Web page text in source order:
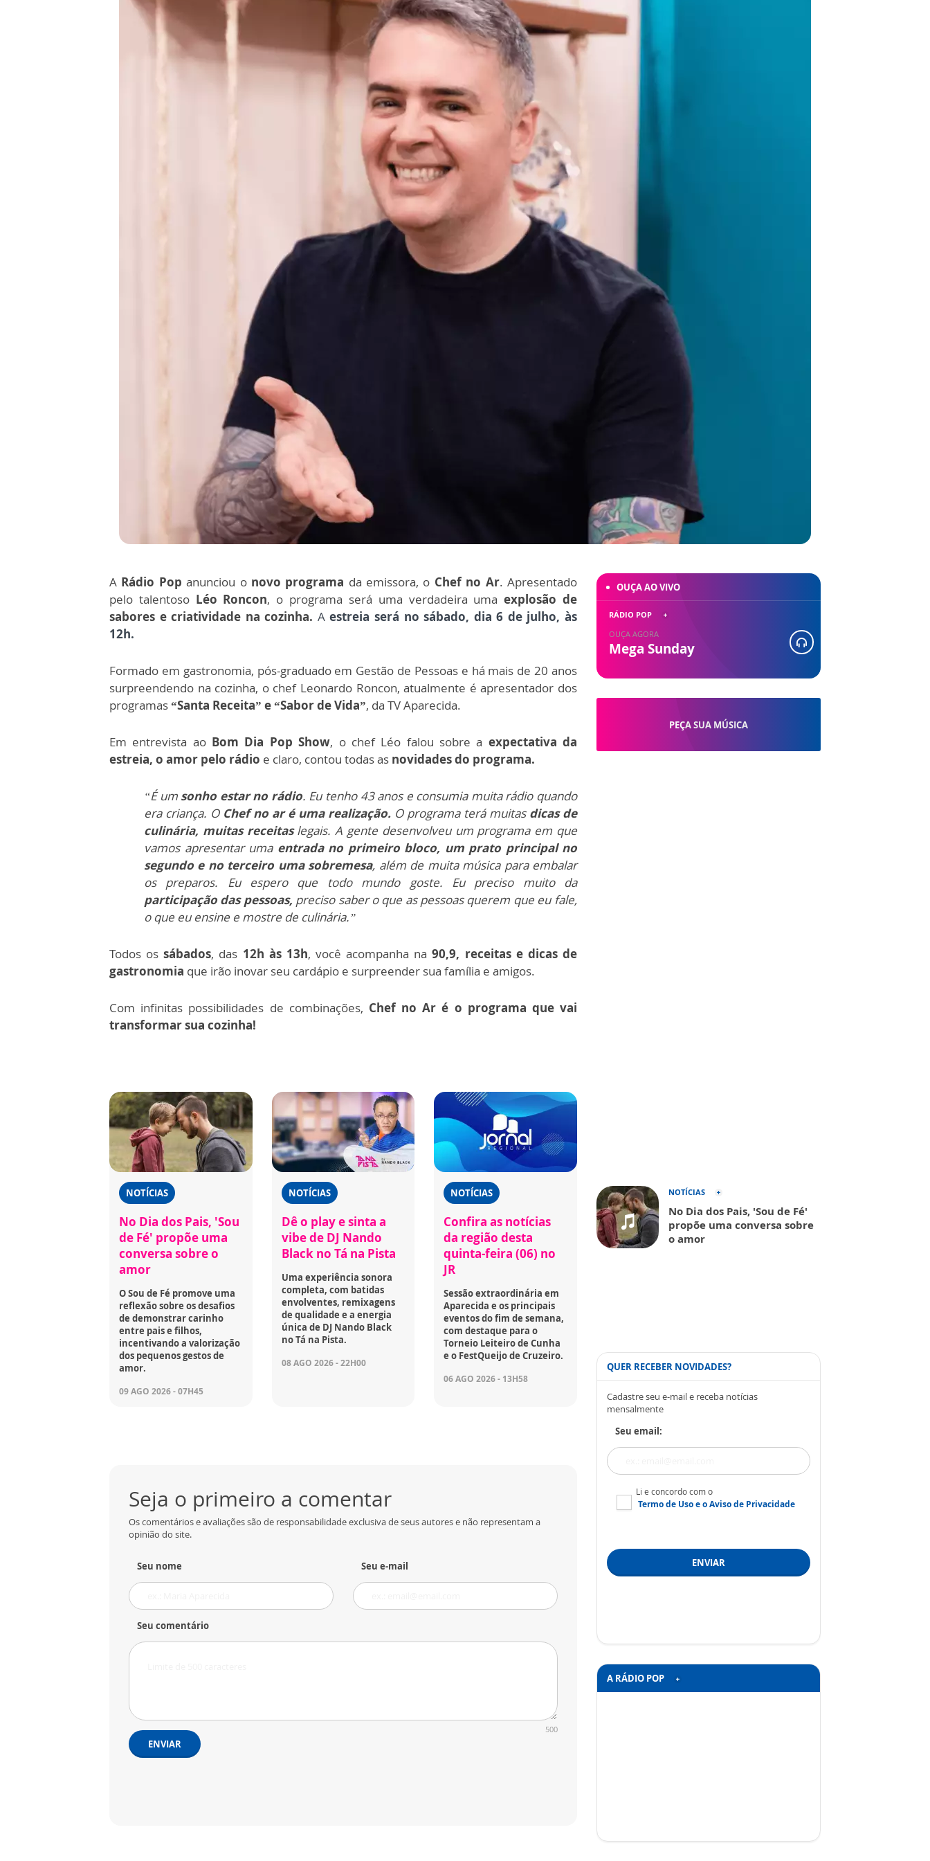
A Rádio Pop anunciou o novo programa da emissora, o Chef no Ar. Apresentado
pelo talentoso Léo Roncon, o programa será uma verdadeira umaexplosão de
sabores e criatividade na cozinha. Aestreia será nosábado, dia 6 de julho, às
12h.
Formado em gastronomia, pós-graduado em Gestão de Pessoas e há mais de 20 anos
surpreendendo na cozinha, o chef Leonardo Roncon, atualmente é apresentador dos
programas“Santa Receita” e “Sabor de Vida”, da TV Aparecida.
Em entrevista ao Bom Dia Pop Show, o chef Léo falou sobre a expectativa da
estreia, o amor pelo rádio e claro, contou todas as novidades do programa.
“É um sonho estar no rádio. Eu tenho 43 anos e consumia muita rádio quando
era criança. O Chef no ar é uma realização. O programa terá muitas dicas de
culinária, muitas receitaslegais. A gente desenvolveu um programa em que
vamos apresentar uma entrada no primeiro bloco, um prato principal no
segundo e no terceiro uma sobremesa, além de muita música para embalar
os preparos. Eu espero que todo mundo goste. Eu preciso muito da
participação das pessoas, preciso saber o que as pessoas querem que eu fale,
o que eu ensine e mostre de culinária.”
Todos ossábados, das 12h às 13h, você acompanha na90,9, receitas e dicas de
gastronomia que irão inovar seu cardápio e surpreender sua família e amigos.
Com infinitas possibilidades de combinações, Chef no Ar é o programa que vai
transformar sua cozinha!
NOTÍCIAS
No Dia dos Pais, 'Sou
de Fé' propõe uma
conversa sobre o
amor
O Sou de Fé promove uma
reflexão sobre os desafios
de demonstrar carinho
entre pais e filhos,
incentivando a valorização
dos pequenos gestos de
amor.
09 AGO 2026 - 07H45
NOTÍCIAS
Dê o play e sinta a
vibe de DJ Nando
Black no Tá na Pista
Uma experiência sonora
completa, com batidas
envolventes, remixagens
de qualidade e a energia
única de DJ Nando Black
no Tá na Pista.
08 AGO 2026 - 22H00
NOTÍCIAS
Confira as notícias
da região desta
quinta-feira (06) no
JR
Sessão extraordinária em
Aparecida e os principais
eventos do fim de semana,
com destaque para o
Torneio Leiteiro de Cunha
e o FestQueijo de Cruzeiro.
06 AGO 2026 - 13H58
Seja o primeiro a comentar
Os comentários e avaliações são de responsabilidade exclusiva de seus autores e não representam a
opinião do site.
Seu nome Seu e-mail
Seu comentário
500
ENVIAR
PEÇA SUA MÚSICA
OUÇA AO VIVO
RÁDIO POP
OUÇA AGORA
Mega Sunday
NOTÍCIAS
No Dia dos Pais, 'Sou de Fé'
propõe uma conversa sobre
o amor
QUER RECEBER NOVIDADES?
Cadastre seu e-mail e receba notícias
mensalmente
Seu email:
Li e concordo com o
Termo de Usoe oAviso de Privacidade
ENVIAR
A RÁDIO POP